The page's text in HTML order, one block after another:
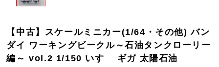
【中古】スケールミニカー(1/64・その他) バン
ダイ ワーキングビークル～石油タンクローリー
編～ vol.2 1/150 いすゞ ギガ 太陽石油